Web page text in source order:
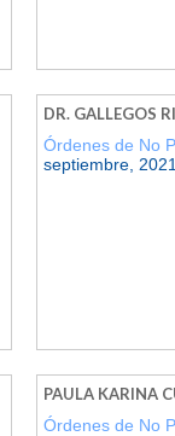
DR. GALLEGOS
Órdenes de No
septiembre,
PAULA KARINA
Órdenes de No